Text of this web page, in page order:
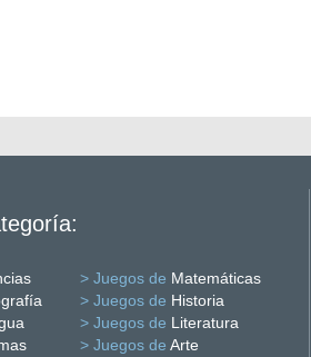
> Juegos de Matemáticas
> Juegos de Historia
> Juegos de Literatura
> Juegos de Arte